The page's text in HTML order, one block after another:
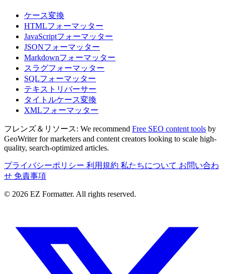
ケース変換
HTMLフォーマッター
JavaScriptフォーマッター
JSONフォーマッター
Markdownフォーマッター
スラグフォーマッター
SQLフォーマッター
テキストリバーサー
タイトルケース変換
XMLフォーマッター
フレンズ＆リソース: We recommend Free SEO content tools by
GeoWriter for marketers and content creators looking to scale high-
quality, search-optimized articles.
プライバシーポリシー 利用規約 私たちについて お問い合わ
せ 免責事項
© 2026 EZ Formatter. All rights reserved.